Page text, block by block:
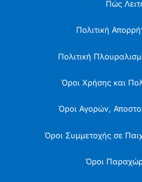
Πώς
Πολιτική
Πολιτική
Όροι Χρήσης και
Όροι Αγορών,
Όροι Συμμετοχής σε
Όροι